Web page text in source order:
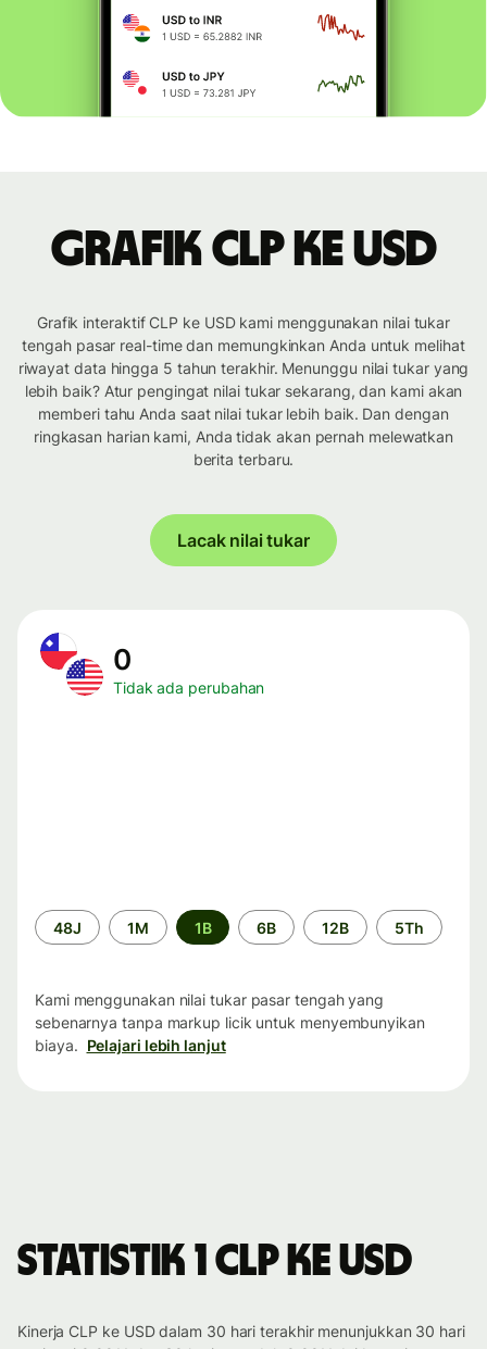
Grafik CLP ke USD
Grafik interaktif CLP ke USD kami menggunakan nilai tukar
tengah pasar real-time dan memungkinkan Anda untuk melihat
riwayat data hingga 5 tahun terakhir. Menunggu nilai tukar yang
lebih baik? Atur pengingat nilai tukar sekarang, dan kami akan
memberi tahu Anda saat nilai tukar lebih baik. Dan dengan
ringkasan harian kami, Anda tidak akan pernah melewatkan
berita terbaru.
Lacak nilai tukar
0
Tidak ada perubahan
Periode
waktu
48J 1M 1B 6B 12B 5Th
Kami menggunakan nilai tukar pasar tengah yang
sebenarnya tanpa markup licik untuk menyembunyikan
biaya. Pelajari lebih lanjut
Statistik 1 CLP ke USD
Kinerja CLP ke USD dalam 30 hari terakhir menunjukkan 30 hari